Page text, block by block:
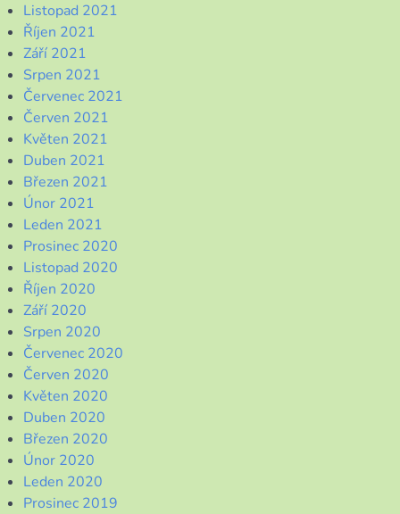
Listopad 2021
Říjen 2021
Září 2021
Srpen 2021
Červenec 2021
Červen 2021
Květen 2021
Duben 2021
Březen 2021
Únor 2021
Leden 2021
Prosinec 2020
Listopad 2020
Říjen 2020
Září 2020
Srpen 2020
Červenec 2020
Červen 2020
Květen 2020
Duben 2020
Březen 2020
Únor 2020
Leden 2020
Prosinec 2019